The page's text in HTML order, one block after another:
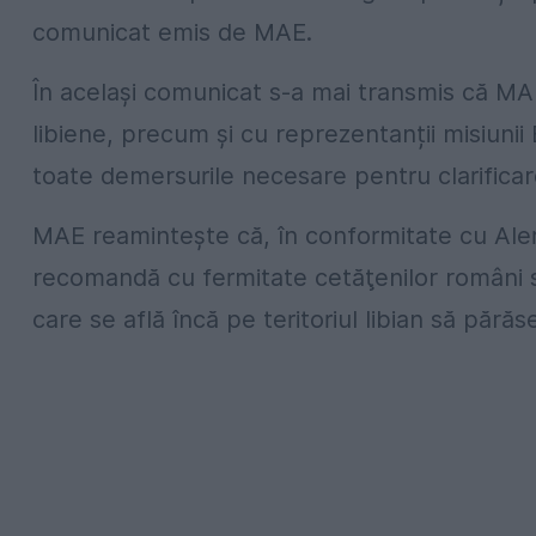
comunicat emis de MAE.
În același comunicat s-a mai transmis că
libiene, precum și cu reprezentanții misiunii
toate demersurile necesare pentru
MAE reamintește că, în conformitate cu
recomandă cu fermitate cetăţenilor
care se află încă pe teritoriul libian să